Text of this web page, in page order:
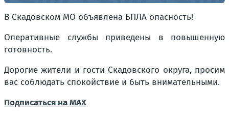
В Скадовском МО объявлена БПЛА опасность!
Оперативные службы приведены в повышенную
готовность.
Дорогие жители и гости Скадовского округа, просим
вас соблюдать спокойствие и быть внимательными.
Подписаться на МАХ